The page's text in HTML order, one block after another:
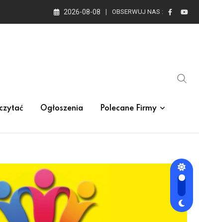
2026-08-08 OBSERWUJ NAS :
Ogłoszenia Polecane Firmy